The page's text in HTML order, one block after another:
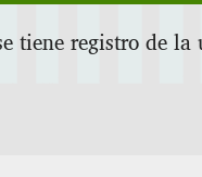
tiene registro de